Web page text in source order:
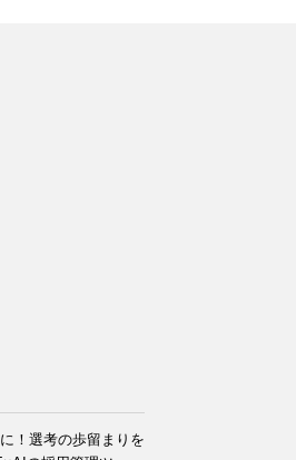
！選考の歩留まりを